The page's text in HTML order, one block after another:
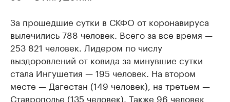
За прошедшие сутки в СКФО от коронавируса
вылечились 788 человек. Всего за все время —
253 821 человек. Лидером по числу
выздоровлений от ковида за минувшие сутки
стала Ингушетия — 195 человек. На втором
месте — Дагестан (149 человек), на третьем —
Ставрополье (135 человек). Также 96 человек